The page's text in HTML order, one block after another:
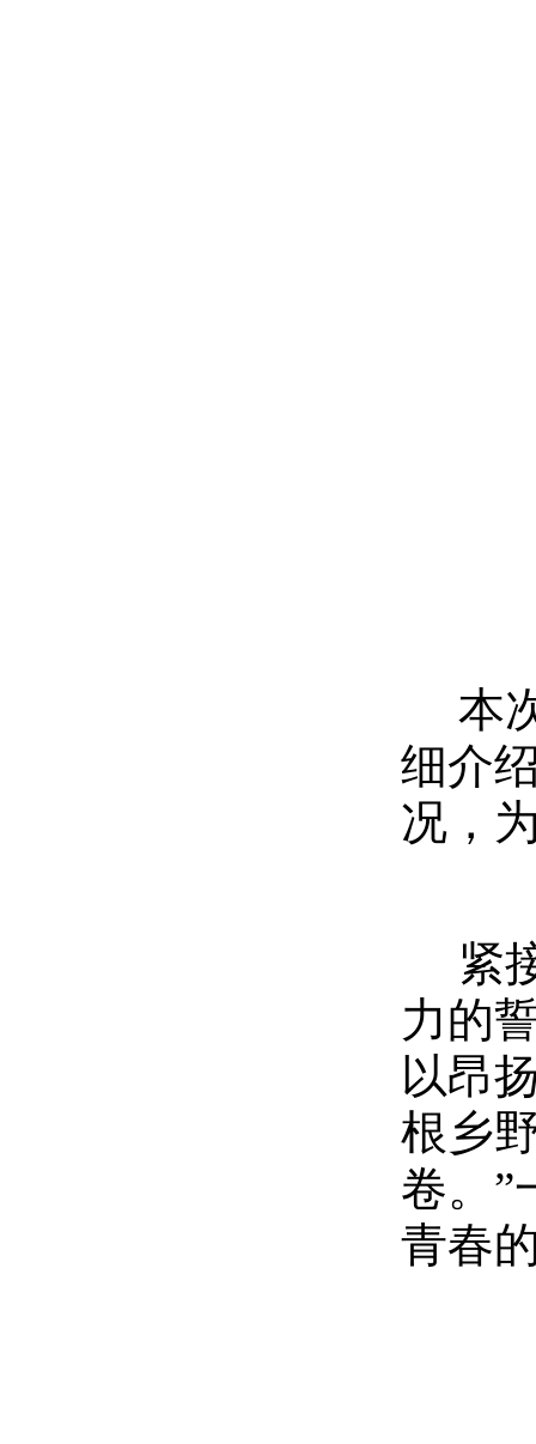
本
细介
况，
紧
力的
以昂
根乡
卷。”
青春